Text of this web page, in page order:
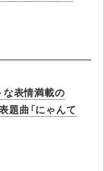
な表情満載の
題曲「にゃんて